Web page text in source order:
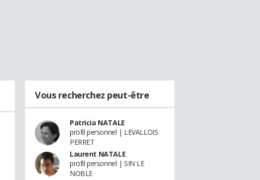
Vous recherchez peut-être
Patricia NATALE
profil personnel | LEVALLOIS
PERRET
Laurent NATALE
profil personnel | SIN LE
NOBLE